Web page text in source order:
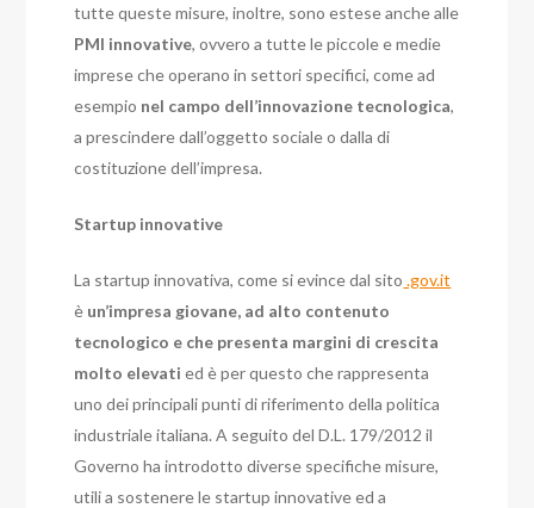
tutte queste misure, inoltre, sono estese anche alle
PMI innovative, ovvero a tutte le piccole e medie
imprese che operano in settori specifici, come ad
esempio nel campo dell’innovazione tecnologica,
a prescindere dall’oggetto sociale o dalla di
costituzione dell’impresa.
Startup innovative
La startup innovativa, come si evince dal sito .gov.it
è un’impresa giovane, ad alto contenuto
tecnologico e che presenta margini di crescita
molto elevati ed è per questo che rappresenta
uno dei principali punti di riferimento della politica
industriale italiana. A seguito del D.L. 179/2012 il
Governo ha introdotto diverse specifiche misure,
utili a sostenere le startup innovative ed a